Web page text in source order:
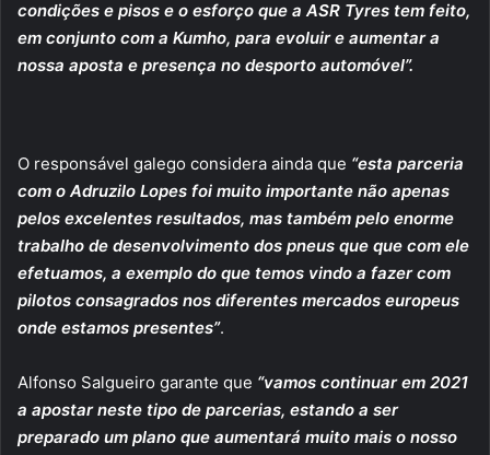
condições e pisos e o esforço que a ASR Tyres tem feito,
em conjunto com a Kumho, para evoluir e aumentar a
nossa aposta e presença no desporto automóvel”.
O responsável galego considera ainda que “esta parceria
com o Adruzilo Lopes foi muito importante não apenas
pelos excelentes resultados, mas também pelo enorme
trabalho de desenvolvimento dos pneus que que com ele
efetuamos, a exemplo do que temos vindo a fazer com
pilotos consagrados nos diferentes mercados europeus
onde estamos presentes”.
Alfonso Salgueiro garante que “vamos continuar em 2021
a apostar neste tipo de parcerias, estando a ser
preparado um plano que aumentará muito mais o nosso